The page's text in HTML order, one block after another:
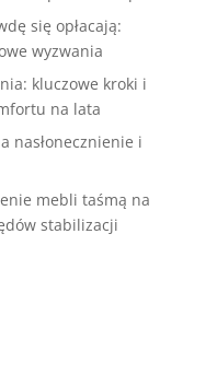
się opłacają:
wyzwania
kluczowe kroki i
na lata
nasłonecznienie i
mebli taśmą na
stabilizacji